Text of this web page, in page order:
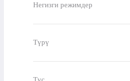
Негизги режимдер
Түрү